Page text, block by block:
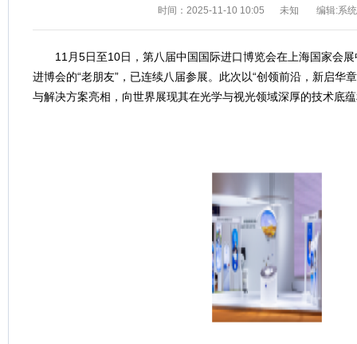
时间：2025-11-10 10:05 未知 编辑:系
11月5日至10日，第八届中国国际进口博览会在上海国家会
进博会的“老朋友”，已连续八届参展。此次以“创领前沿，新启华
与解决方案亮相，向世界展现其在光学与视光领域深厚的技术底